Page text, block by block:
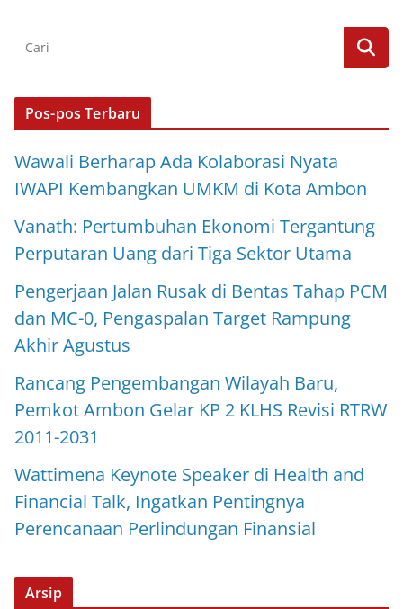
Pos-pos Terbaru
Wawali Berharap Ada Kolaborasi Nyata
IWAPI Kembangkan UMKM di Kota Ambon
Vanath: Pertumbuhan Ekonomi Tergantung
Perputaran Uang dari Tiga Sektor Utama
Pengerjaan Jalan Rusak di Bentas Tahap PCM
dan MC-0, Pengaspalan Target Rampung
Akhir Agustus
Rancang Pengembangan Wilayah Baru,
Pemkot Ambon Gelar KP 2 KLHS Revisi RTRW
2011-2031
Wattimena Keynote Speaker di Health and
Financial Talk, Ingatkan Pentingnya
Perencanaan Perlindungan Finansial
Arsip